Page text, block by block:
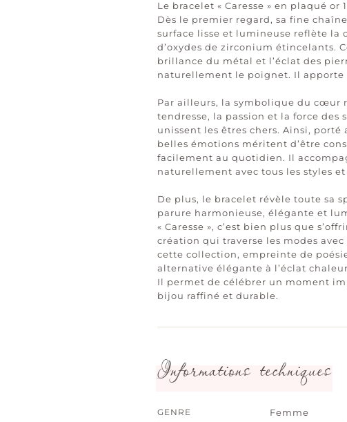
Le bracelet « Caresse » en plaqué
Dès le premier regard, sa fine
surface lisse et lumineuse reflète la
d’oxydes de zirconium étincelants.
brillance du métal et l’éclat des
naturellement le poignet. Il apporte
Par ailleurs, la symbolique du cœur
tendresse, la passion et la force
unissent les êtres chers. Ainsi,
belles émotions méritent d’être
facilement au quotidien. Il
naturellement avec tous les styles
De plus, le bracelet révèle toute sa
parure harmonieuse, élégante et
« Caresse », c’est bien plus que
création qui traverse les modes
cette collection, empreinte de
alternative élégante à l’éclat
Il permet de célébrer un moment
bijou raffiné et durable.
Informations techniques
GENRE Femme